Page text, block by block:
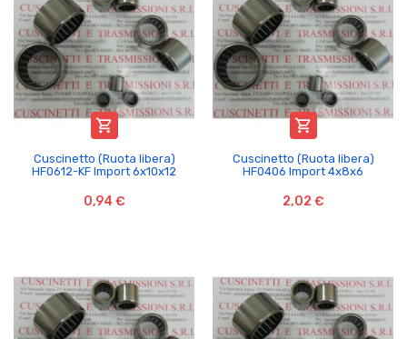

Cuscinetto (Ruota libera)
HF0612-KF Import 6x10x12
0,94 €

Cuscinetto (Ruota libera)
HF0406 Import 4x8x6
2,02 €